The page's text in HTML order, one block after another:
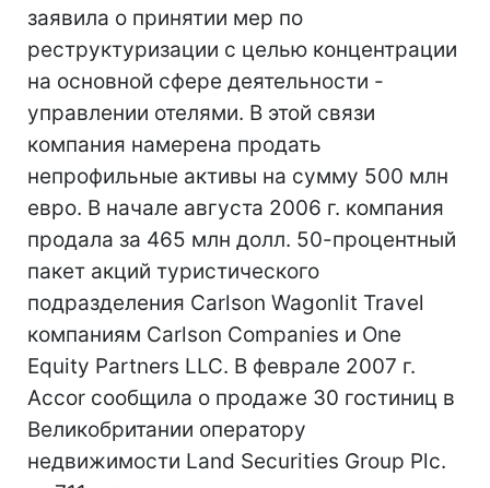
заявила о принятии мер по
реструктуризации с целью концентрации
на основной сфере деятельности -
управлении отелями. В этой связи
компания намерена продать
непрофильные активы на сумму 500 млн
евро. В начале августа 2006 г. компания
продала за 465 млн долл. 50-процентный
пакет акций туристического
подразделения Carlson Wagonlit Travel
компаниям Carlson Companies и One
Equity Partners LLC. В феврале 2007 г.
Accor сообщила о продаже 30 гостиниц в
Великобритании оператору
недвижимости Land Securities Group Plc.